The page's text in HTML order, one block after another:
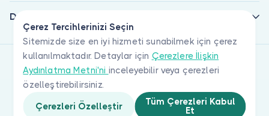
Çerez Tercihlerinizi Seçin
Sitemizde size en iyi hizmeti sunabilmek için çerez
kullanılmaktadır. Detaylar için Çerezlere İlişkin
Aydınlatma Metni'ni inceleyebilir veya çerezleri
özelleştirebilirsiniz.
Çerezleri Özelleştir
Tüm Çerezleri Kabul
Et
Doktorlar için